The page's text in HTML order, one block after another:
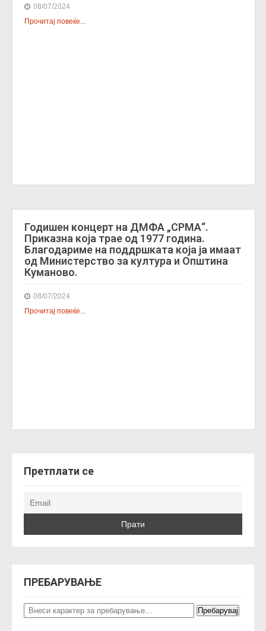
08/07/2024
Прочитај повеќе...
Годишен концерт на ДМФА „СРМА“.
Приказна која трае од 1977 година.
Благодариме на поддршката која ја имаат
од Министерство за култура и Општина
Куманово.
08/07/2024
Прочитај повеќе...
Претплати се
ПРЕБАРУВАЊЕ